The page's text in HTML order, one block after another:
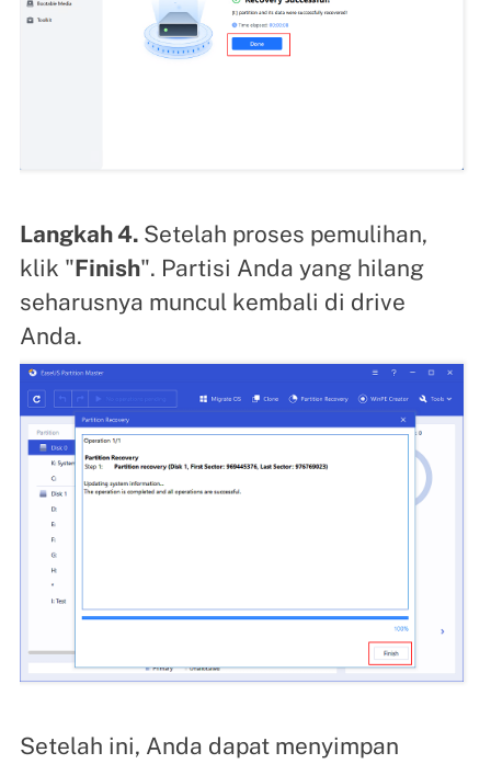
Langkah 4. Setelah proses pemulihan,
klik "Finish". Partisi Anda yang hilang
seharusnya muncul kembali di drive
Anda.
Setelah ini, Anda dapat menyimpan